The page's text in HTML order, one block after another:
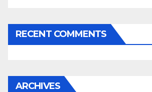
RECENT COMMENTS
ARCHIVES